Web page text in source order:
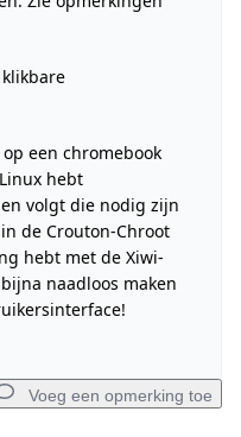
een chromebook
hebt
volgt die nodig zijn
de Crouton-Chroot
hebt met de Xiwi-
naadloos maken
Voeg een opmerking toe